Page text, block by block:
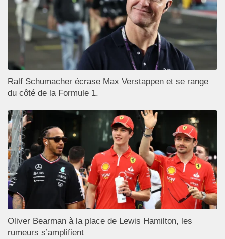
Ralf Schumacher écrase Max Verstappen et se range
du côté de la Formule 1.
Oliver Bearman à la place de Lewis Hamilton, les
rumeurs s’amplifient